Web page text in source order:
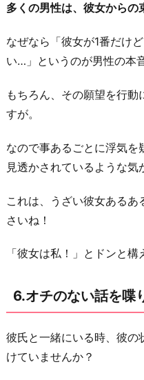
多くの男性は、彼女からの
なぜなら「彼女が1番だけ
い…」というのが男性の本
もちろん、その願望を行
すが。
なので事あるごとに浮気を
見透かされているような気
これは、うざい彼女ある
さいね！
「彼女は私！」とドンと構
6.オチのない話を喋
彼氏と一緒にいる時、彼の
けていませんか？